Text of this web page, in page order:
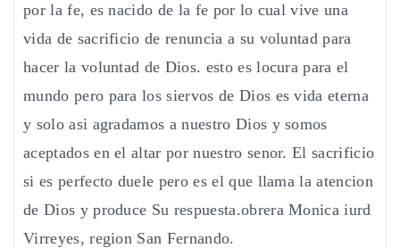
por la fe, es nacido de la fe por lo cual vive una
vida de sacrificio de renuncia a su voluntad para
hacer la voluntad de Dios. esto es locura para el
mundo pero para los siervos de Dios es vida eterna
y solo asi agradamos a nuestro Dios y somos
aceptados en el altar por nuestro senor. El sacrificio
si es perfecto duele pero es el que llama la atencion
de Dios y produce Su respuesta.obrera Monica iurd
Virreyes, region San Fernando.